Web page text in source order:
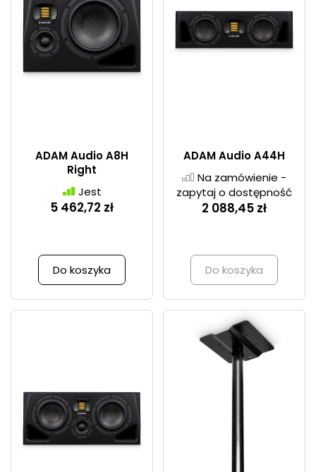
ADAM Audio A8H
Right
Jest
5 462,72 zł
Do koszyka
ADAM Audio A44H
Na zamówienie -
zapytaj o dostępność
2 088,45 zł
Do koszyka